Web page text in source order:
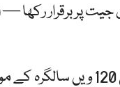
دوسری جیت پر برقرار